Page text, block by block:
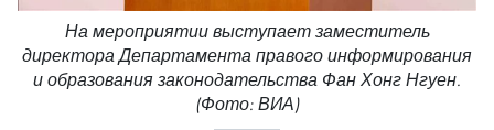
На мероприятии выступает заместитель
директора Департамента правого информирования
и образования законодательства Фан Хонг Нгуен.
(Фото: ВИА)